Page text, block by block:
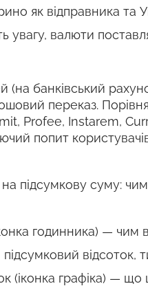
як відправника та
увагу, валюти
(на банківський
переказ.
Profee, Instarem,
попит
підсумкову суму:
годинника) —
відсоток,
(іконка графіка) —